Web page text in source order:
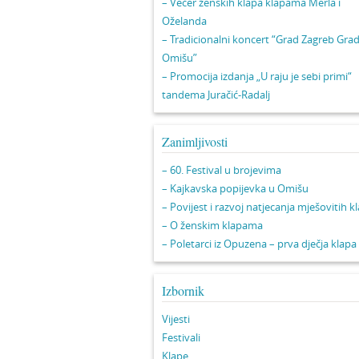
Oželanda
– Tradicionalni koncert “Grad Zagreb Grad
Omišu”
– Promocija izdanja „U raju je sebi primi“
tandema Juračić-Radalj
Zanimljivosti
– 60. Festival u brojevima
– Kajkavska popijevka u Omišu
– Povijest i razvoj natjecanja mješovitih
– O ženskim klapama
– Poletarci iz Opuzena – prva dječja klapa
Izbornik
Vijesti
Festivali
Klape